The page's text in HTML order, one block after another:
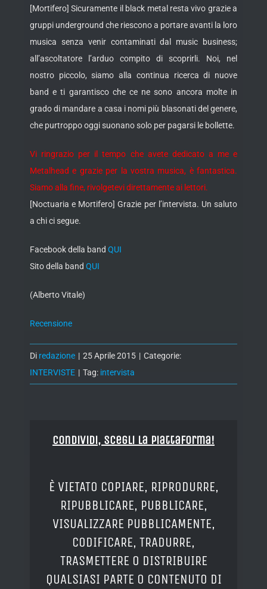
[Mortifero] Sicuramente il black metal resta vivo grazie a
gruppi underground che riescono a portare avanti la loro
musica senza venir contaminati dal music business;
all’ascoltatore l’arduo compito di scoprirli. Noi, nel
nostro piccolo, siamo alla continua ricerca di nuove
band e ti garantisco che ce ne sono ancora molte in
grado di mandare a casa i nomi più blasonati del genere,
che purtroppo oggi suonano solo per pagarsi le bollette.
Vi ringrazio per il tempo che avete dedicato a me e
Metalhead e grazie per la vostra musica, è fantastica.
Siamo alla fine, rivolgetevi direttamente ai lettori.
[Noctuaria e Mortifero] Grazie per l’intervista. Un saluto
a chi ci segue.
Facebook della band QUI
Sito della band QUI
(Alberto Vitale)
Recensione
Di redazione | 25 Aprile 2015 | Categorie:
INTERVISTE | Tag: intervista
Condividi, Scegli la piattaforma!
È VIETATO COPIARE, RIPRODURRE,
RIPUBBLICARE, PUBBLICARE,
VISUALIZZARE PUBBLICAMENTE,
CODIFICARE, TRADURRE,
TRASMETTERE O DISTRIBUIRE
QUALSIASI PARTE O CONTENUTO DI